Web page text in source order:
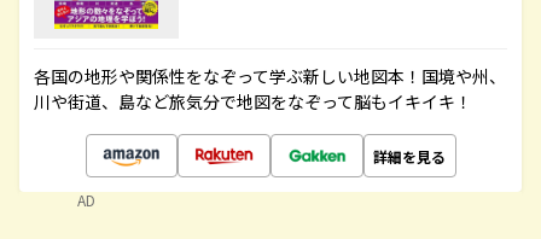
各国の地形や関係性をなぞって学ぶ新しい地図本！国境や州、
川や街道、島など旅気分で地図をなぞって脳もイキイキ！
詳細を見る
AD